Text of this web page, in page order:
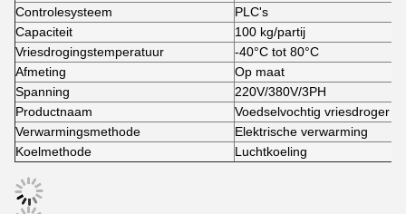
Controlesysteem
PLC's
Capaciteit
100 kg/partij
Vriesdrogingstemperatuur
-40°C tot 80°C
Afmeting
Op maat
Spanning
220V/380V/3PH
Productnaam
Voedselvochtig vriesdroger
Verwarmingsmethode
Elektrische verwarming
Koelmethode
Luchtkoeling